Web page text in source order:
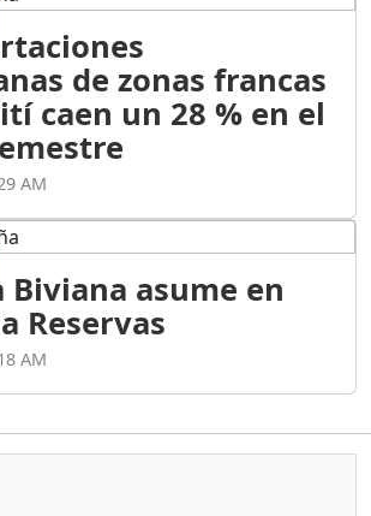
de zonas francas
caen un 28 % en el
AM
asume en
Reservas
AM